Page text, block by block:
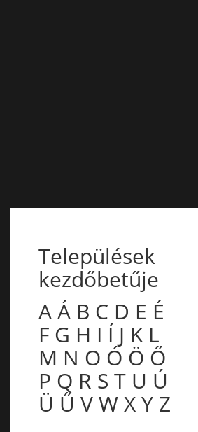
Települések
kezdőbetűje
AÁ B C D E É
F G H I Í J K L
M N O Ó Ö Ő
P Q R S T U Ú
Ü Ű VWXY Z